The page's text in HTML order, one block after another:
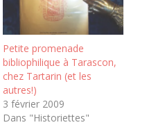
Petite promenade
bibliophilique à Tarascon,
chez Tartarin (et les
autres!)
3 février 2009
Dans "Historiettes"